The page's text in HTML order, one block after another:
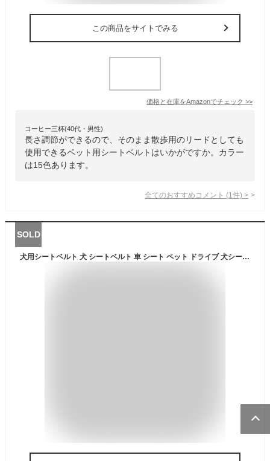
この商品をサイトでみる
価格と在庫をAmazonでチェック >>
コーヒー三杯(40代・男性)
長さ調節ができるので、そのまま散歩用のリードとしても
使用できるペット用シートベルトはいかがですか。カラー
は15色あります。
全てのおすすめコメント (1 件) >
SOLD
犬用シートベルト 犬 シートベルト 車 シート ペット ドライブ 犬シート車 ドライブボックス 猫 (本体と衝撃吸収パーツ)